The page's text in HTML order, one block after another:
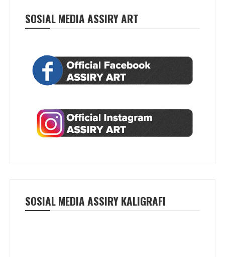
SOSIAL MEDIA ASSIRY ART
SOSIAL MEDIA ASSIRY KALIGRAFI